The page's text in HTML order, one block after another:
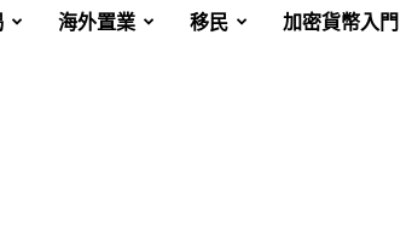
海外置業 移民 加密貨幣入門